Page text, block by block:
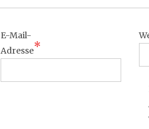
E-Mail-
Adresse*